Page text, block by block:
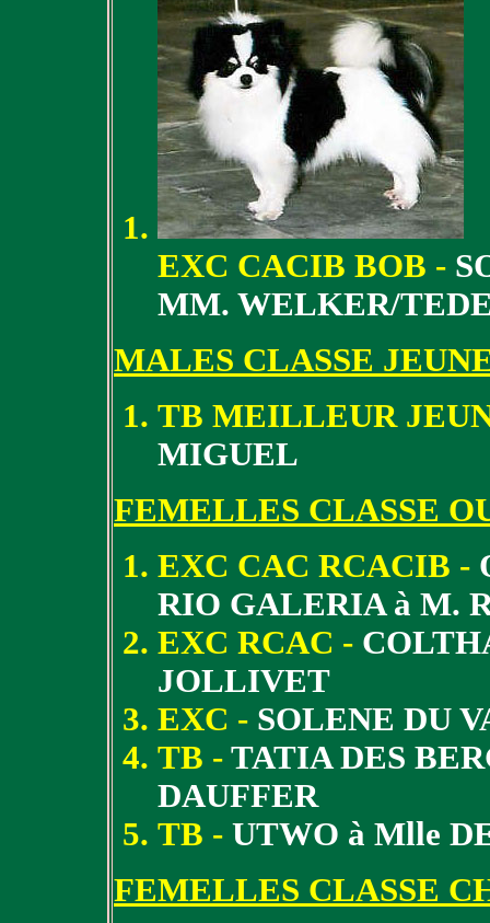
EXC CACIB BOB -
MM. WELKER/
MALES CLASSE
TB MEILLEUR
MIGUEL
FEMELLES CLASSE
EXC CAC RCACIB -
RIO GALERIA à M.
EXC RCAC -
JOLLIVET
EXC - SOLENE DU
TB - TATIA DES
DAUFFER
TB - UTWO à Mlle
FEMELLES CLASSE